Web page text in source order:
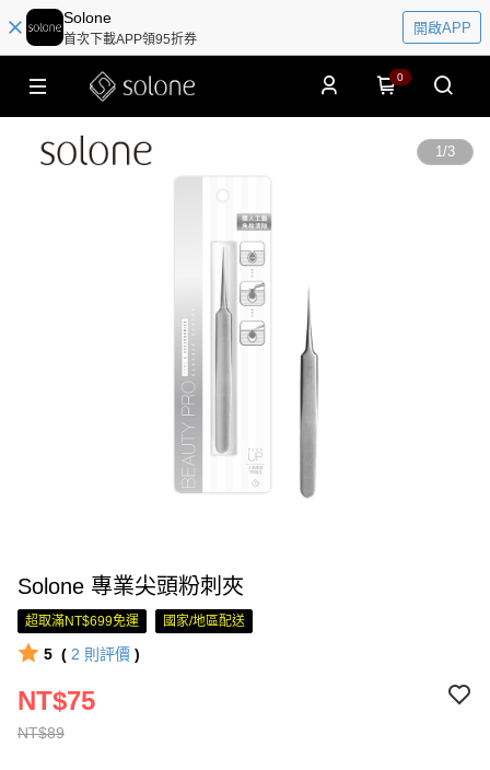
Solone
首次下載APP領95折券
開啟APP
0
1/3
Solone 專業尖頭粉刺夾
超取滿NT$699免運 國家/地區配送
5 ( 2 則評價 )
NT$89
NT$75